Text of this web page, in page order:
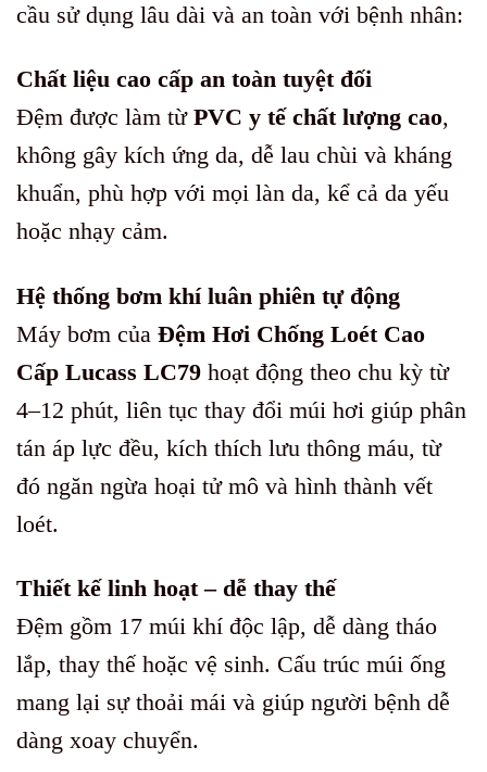
cầu sử dụng lâu dài và an toàn với bệnh nhân:
Chất liệu cao cấp an toàn tuyệt đối
Đệm được làm từ PVC y tế chất lượng cao,
không gây kích ứng da, dễ lau chùi và kháng
khuẩn, phù hợp với mọi làn da, kể cả da yếu
hoặc nhạy cảm.
Hệ thống bơm khí luân phiên tự động
Máy bơm của Đệm Hơi Chống Loét Cao
Cấp Lucass LC79 hoạt động theo chu kỳ từ
4–12 phút, liên tục thay đổi múi hơi giúp phân
tán áp lực đều, kích thích lưu thông máu, từ
đó ngăn ngừa hoại tử mô và hình thành vết
loét.
Thiết kế linh hoạt – dễ thay thế
Đệm gồm 17 múi khí độc lập, dễ dàng tháo
lắp, thay thế hoặc vệ sinh. Cấu trúc múi ống
mang lại sự thoải mái và giúp người bệnh dễ
dàng xoay chuyển.